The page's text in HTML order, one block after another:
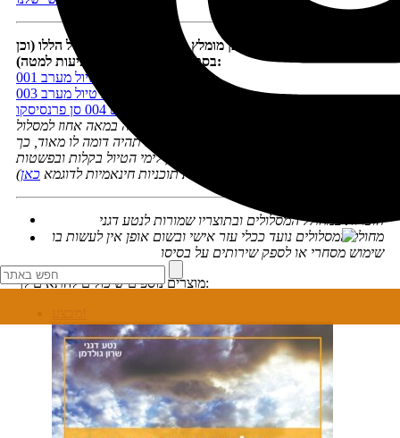
כדי למלא את המסלול בתוכן מומלץ להיעזר בתוכניות הטיול הללו (וכן
בספרים שתמונותיהם מופיעות למטה):
תוכנית טיול מערב 001
תוכנית טיול מערב 003
ערים 004 סן פרנסיסקו
תוכנית הטיול המוצעת לא תהיה בהכרח זהה במאה אחוז למסלול
שבחרתם ב'מחולל-המסלולים', אך היא תהיה דומה לו מאוד, כך
שתוכלו להיעזר בה כדי להכניס תוכן לימי הטיול בקלות ובפשטות
(אפשר לראות תוכניות חינאמיות לדוגמא כאן)
הזכויות במחולל המסלולים ובתוצריו שמורות לנטע דגני
מחולל המסלולים נועד ככלי עזר אישי ובשום אופן אין לעשות בו
שימוש מסחרי או לספק שירותים על בסיסו
מוצרים נוספים שיכולים להתאים לך: